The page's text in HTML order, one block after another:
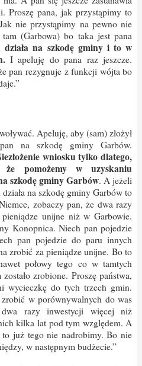
Proszę pana, jak przystąpimy to
nie przystąpimy na pewno nie
(Garbowa) bo taka jest pana
działa na szkodę gminy i to w
I apeluję do pana raz jeszcze.
pan rezygnuje z funkcji wójta bo
Apeluję, aby (sam) złożył
na szkodę gminy Garbów.
wniosku tylko dlatego,
że pomożemy w uzyskaniu
szkodę gminy Garbów. A jeżeli
na szkodę gminy Garbów to
zobaczy pan, że dwa razy
unijne niż w Garbowie.
Konopnica. Niech pan pojedzie
pan pojedzie do paru innych
zrobić za pieniądze unijne. Bo to
połowy tego co w tamtych
zrobione. Proszę państwa,
wycieczkę do tych trzech gmin.
w porównywalnych do was
razy inwestycji więcej niż
kilka lat pod tym względem. A
już tego nie nadrobimy. Bo nie
w następnym budżecie.”